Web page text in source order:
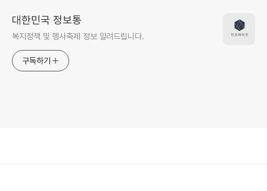
대한민국 정보통
복지정책 및 행사축제 정보 알려드립니다.
구독하기